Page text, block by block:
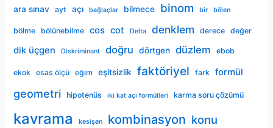
ara sınav ayt açı bağlaçlar bilmece binom bir bölen
bölme bölünebilme cos cot Delta denklem derece değer
dik üçgen Diskriminant doğru dörtgen düzlem ebob
ekok esas ölçü eğim eşitsizlik faktöriyel fark formül
geometri hipotenüs iki kat açı formülleri karma soru çözümü
kavrama kesişen kombinasyon konu